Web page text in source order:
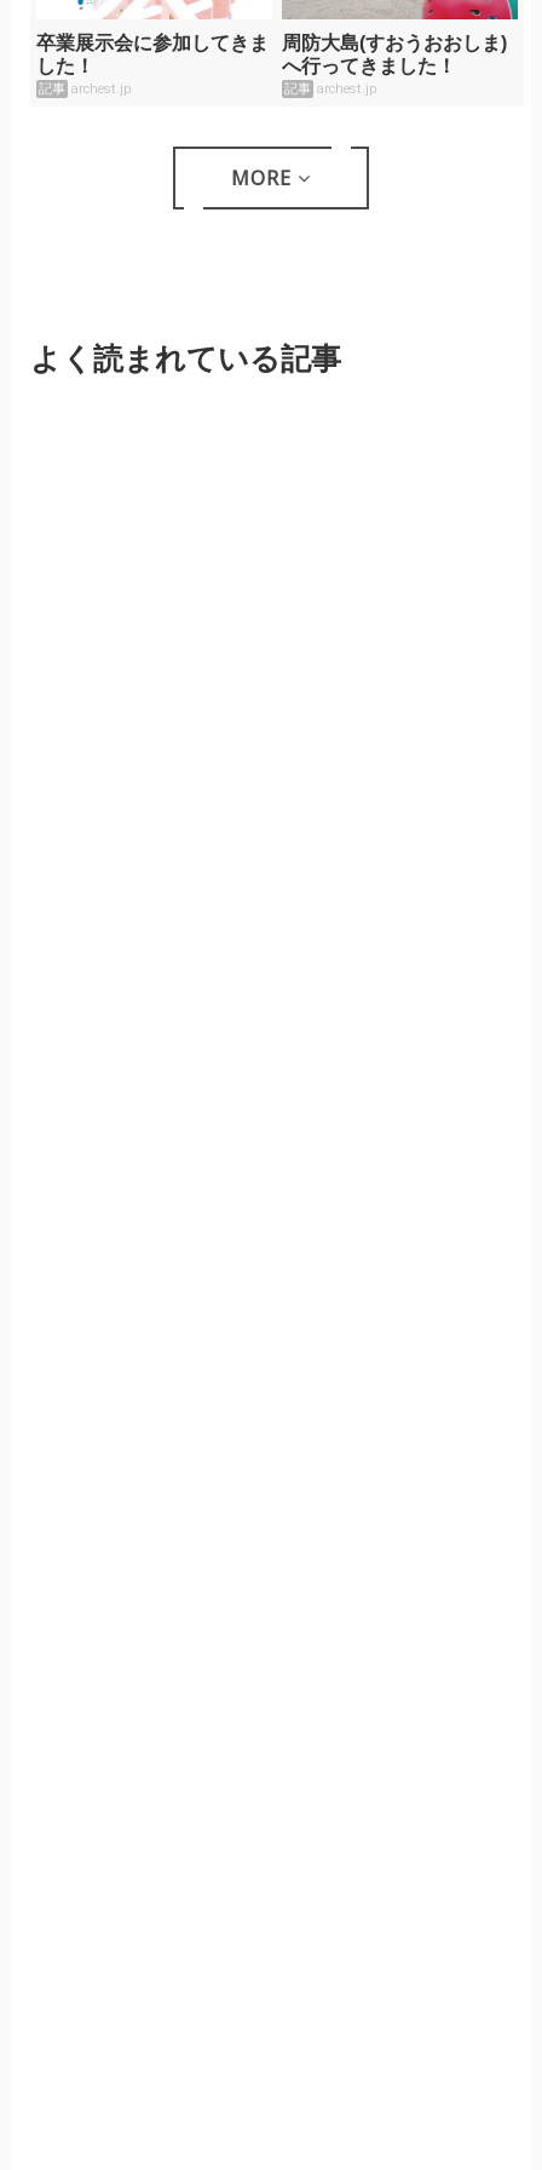
卒業展示会に参加してきま
した！
記事 archest.jp
周防大島(すおうおおしま)
へ行ってきました！
記事 archest.jp
MORE
よく読まれている記事